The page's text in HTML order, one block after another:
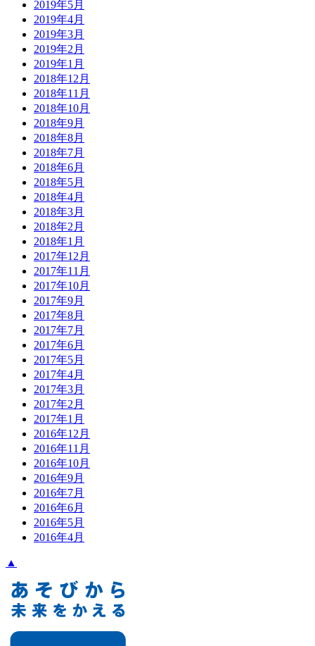
2019年5月
2019年4月
2019年3月
2019年2月
2019年1月
2018年12月
2018年11月
2018年10月
2018年9月
2018年8月
2018年7月
2018年6月
2018年5月
2018年4月
2018年3月
2018年2月
2018年1月
2017年12月
2017年11月
2017年10月
2017年9月
2017年8月
2017年7月
2017年6月
2017年5月
2017年4月
2017年3月
2017年2月
2017年1月
2016年12月
2016年11月
2016年10月
2016年9月
2016年7月
2016年6月
2016年5月
2016年4月
▲